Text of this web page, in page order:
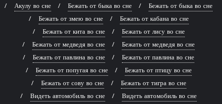
Акулу во сне
Бежать от быка во сне
Бежать от быка во сне
Бежать от змею во сне
Бежать от кабана во сне
Бежать от кита во сне
Бежать от лису во сне
Бежать от медведя во сне
Бежать от медведя во сне
Бежать от павлина во сне
Бежать от павлина во сне
Бежать от попугая во сне
Бежать от птицу во сне
Бежать от сову во сне
Бежать от тигра во сне
Видеть автомобиль во сне
Видеть автомобиль во сне